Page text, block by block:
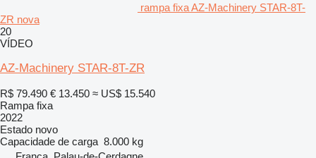
rampa fixa AZ-Machinery STAR-8T-
ZR nova
20
VÍDEO
AZ-Machinery STAR-8T-ZR
R$ 79.490 € 13.450 ≈ US$ 15.540
Rampa fixa
2022
Estado novo
Capacidade de carga 8.000 kg